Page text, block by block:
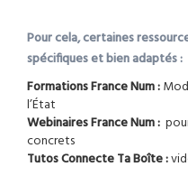
Pour cela, certaines
spécifiques et bien adaptés :
Formations France Num :
l’État
Webinaires France Num :
concrets
Tutos Connecte Ta Boîte :